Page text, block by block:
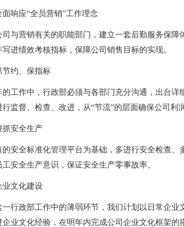
面响应“全员营销”工作理念
司与营销有关的职能部门，建立一套后勤服务保
进绩效考核指标，保障公司销售目标的实现。
节约、保指标
的工作中，行政部必须与各部门充分沟通，出台
监督、检查、改进，从“节流”的层面确保公司利
抓安全生产
的安全标准化管理平台为基础，多进行安全检查
安全生产意识，保证安全生产零事故率。
业文化建设
一行政部工作中的薄弱环节，我们计划以日常企
业文化经验，在明年内完成公司企业文化框架的